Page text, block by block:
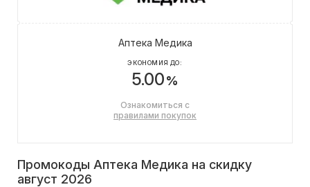
Аптека Медика
ЭКОНОМИЯ ДО:
5.00%
Ознакомиться с
правилами покупок
Промокоды Аптека Медика на скидку
август 2026